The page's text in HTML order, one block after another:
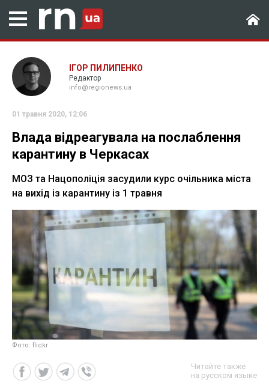
ІГОР ПИЛИПЕНКО
Редактор
info@regionews.ua
01 травня 2020, 12:06
Влада відреагувала на послаблення
карантину в Черкасах
МОЗ та Нацополіція засудили курс очільника міста
на вихід із карантину із 1 травня
Фото: flickr
Читайте также
на русском языке